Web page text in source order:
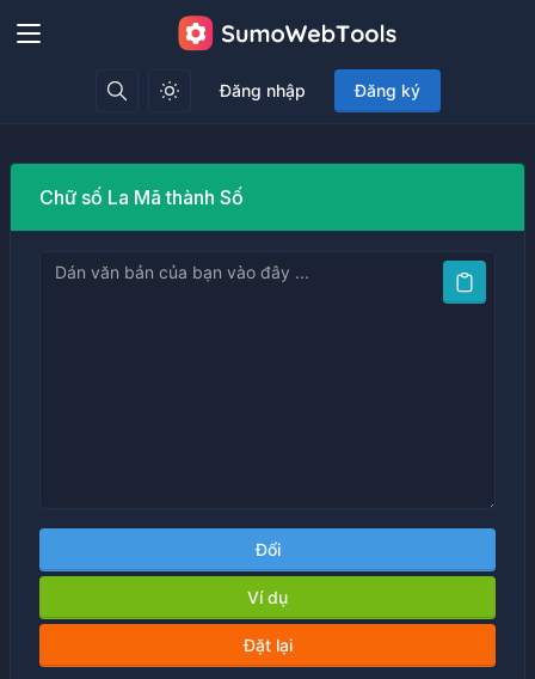
Đăng nhập Đăng ký
Chữ số La Mã thành Số
Đổi
Ví dụ
Đặt lại